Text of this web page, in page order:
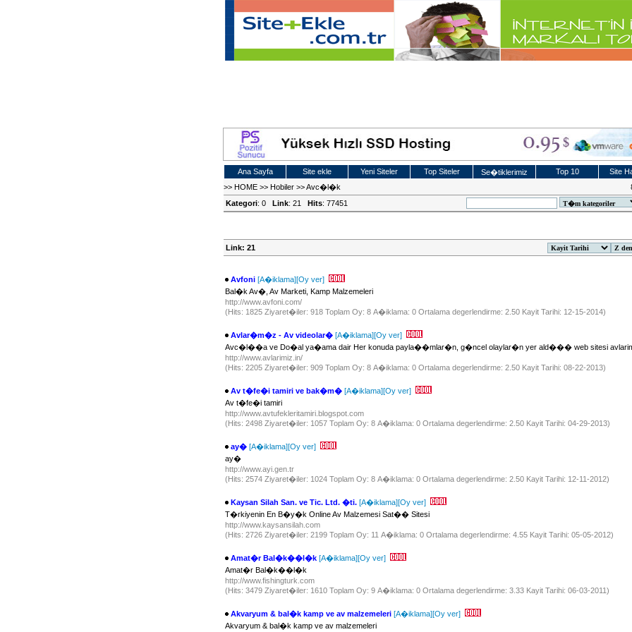
Ana Sayfa Site ekle Yeni Siteler Top Siteler Se�tiklerimiz Top 10 Site
>> HOME >> Hobiler >>Avc�l�k
Kategori: 0 Link: 21 Hits: 77451
Link: 21
Avfoni [A�iklama][Oy ver]
Bal�k Av�, Av Marketi, Kamp Malzemeleri
http://www.avfoni.com/
(Hits: 1825 Ziyaret�iler: 918 Toplam Oy: 8 A�iklama: 0 Ortalama degerlendirme: 2.50 Kayit Tarihi: 12-15-2014)
Avlar�m�z - Av videolar� [A�iklama][Oy ver]
Avc�l��a ve Do�al ya�ama dair Her konuda payla��mlar�n, g�ncel olaylar�n yer ald��� web sitesi
http://www.avlarimiz.in/
(Hits: 2205 Ziyaret�iler: 909 Toplam Oy: 8 A�iklama: 0 Ortalama degerlendirme: 2.50 Kayit Tarihi: 08-22-2013)
Av t�fe�i tamiri ve bak�m� [A�iklama][Oy ver]
Av t�fe�i tamiri
http://www.avtufekleritamiri.blogspot.com
(Hits: 2498 Ziyaret�iler: 1057 Toplam Oy: 8 A�iklama: 0 Ortalama degerlendirme: 2.50 Kayit Tarihi: 04-29-2013)
ay� [A�iklama][Oy ver]
ay�
http://www.ayi.gen.tr
(Hits: 2574 Ziyaret�iler: 1024 Toplam Oy: 8 A�iklama: 0 Ortalama degerlendirme: 2.50 Kayit Tarihi: 12-11-2012)
Kaysan Silah San. ve Tic. Ltd. �ti. [A�iklama][Oy ver]
T�rkiyenin En B�y�k Online Av Malzemesi Sat�� Sitesi
http://www.kaysansilah.com
(Hits: 2726 Ziyaret�iler: 2199 Toplam Oy: 11 A�iklama: 0 Ortalama degerlendirme: 4.55 Kayit Tarihi: 05-05-2012)
Amat�r Bal�k��l�k [A�iklama][Oy ver]
Amat�r Bal�k��l�k
http://www.fishingturk.com
(Hits: 3479 Ziyaret�iler: 1610 Toplam Oy: 9 A�iklama: 0 Ortalama degerlendirme: 3.33 Kayit Tarihi: 06-03-2011)
Akvaryum & bal�k kamp ve av malzemeleri [A�iklama][Oy ver]
Akvaryum & bal�k kamp ve av malzemeleri